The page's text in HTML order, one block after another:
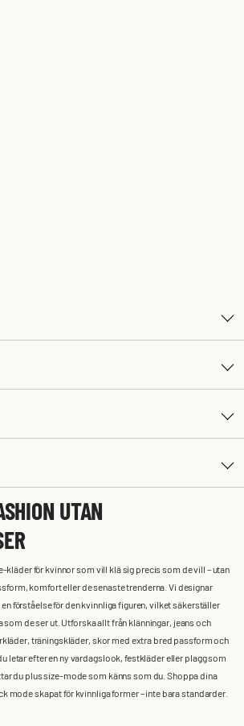
UTAN
kläder för kvinnor som vill klä sig precis som de vill – utan
komfort eller de senaste trenderna. Vi designar
förståelse för den kvinnliga figuren, vilket säkerställer
de ser ut. Utforska allt från klänningar, jeans och
träningskläder, skor med extra bred passform och
letar efter en ny vardagslook, festkläder eller plagg som
du plus size-mode som känns som du. Shoppa dina
mode skapat för kvinnliga former – inte bara standarder.